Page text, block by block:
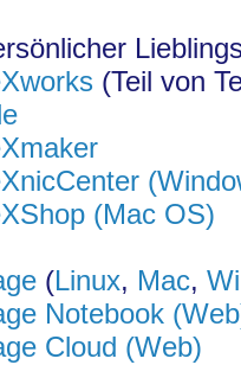
(Teil von
(Mac OS)
(Linux, Mac,
Notebook
Cloud (Web)